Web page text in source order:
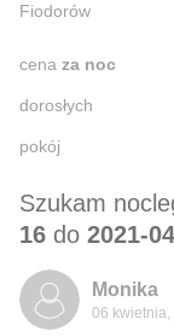
Fiodorów
cena za noc
dorosłych
pokój
Szukam
16 do 2021-
Monika
06 kwietnia,